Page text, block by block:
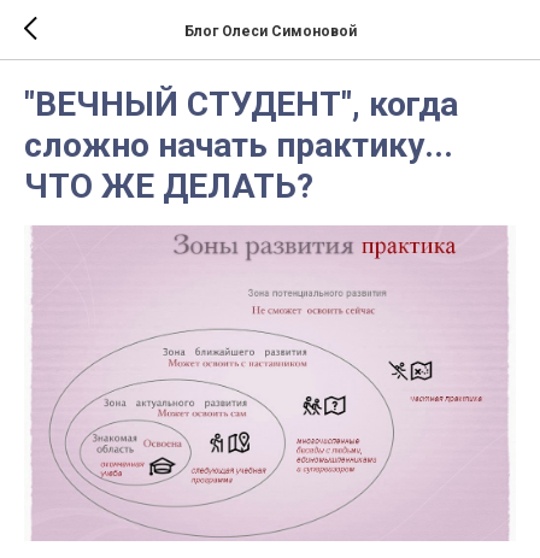
Блог Олеси Симоновой
"ВЕЧНЫЙ СТУДЕНТ", когда
сложно начать практику...
ЧТО ЖЕ ДЕЛАТЬ?